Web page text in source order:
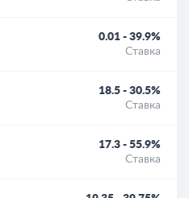
0.01 - 39.9%
Ставка
18.5 - 30.5%
Ставка
17.3 - 55.9%
Ставка